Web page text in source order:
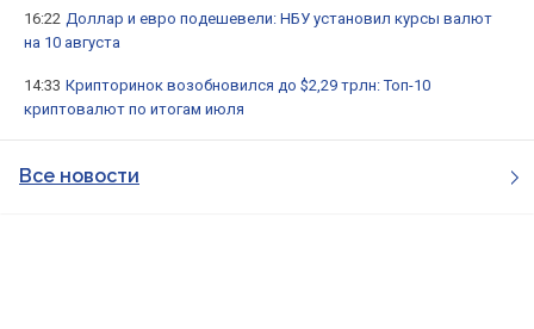
16:22 Доллар и евро подешевели: НБУ установил курсы валют
на 10 августа
14:33 Крипторинок возобновился до $2,29 трлн: Топ-10
криптовалют по итогам июля
Все новости